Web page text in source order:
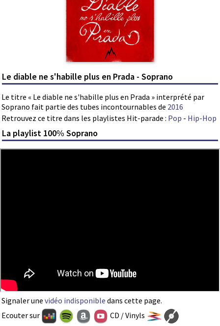
Le diable ne s'habille plus en Prada - Soprano
Le titre « Le diable ne s'habille plus en Prada » interprété par
Soprano fait partie des tubes incontournables de 2016
Retrouvez ce titre dans les playlistes Hit-parade : Pop - Hip-Hop
La playlist 100% Soprano
Signaler une vidéo indisponible dans cette page.
Ecouter sur
CD / Vinyls